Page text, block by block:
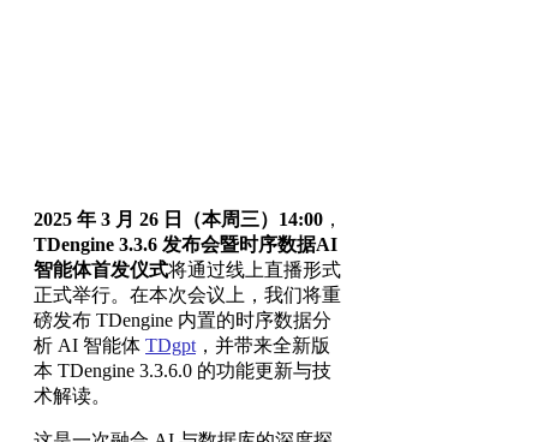
2025 年 3 月 26 日（本周三）14:00 ，
TDengine 3.3.6 发布会暨时序数据AI
智能体首发仪式将通过线上直播形式
正式举行。在本次会议上，我们将重
磅发布 TDengine 内置的时序数据分
析 AI 智能体 TDgpt ，并带来全新版
本 TDengine 3.3.6.0 的功能更新与技
术解读。